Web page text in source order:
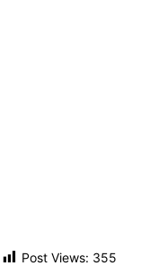
Post Views: 355